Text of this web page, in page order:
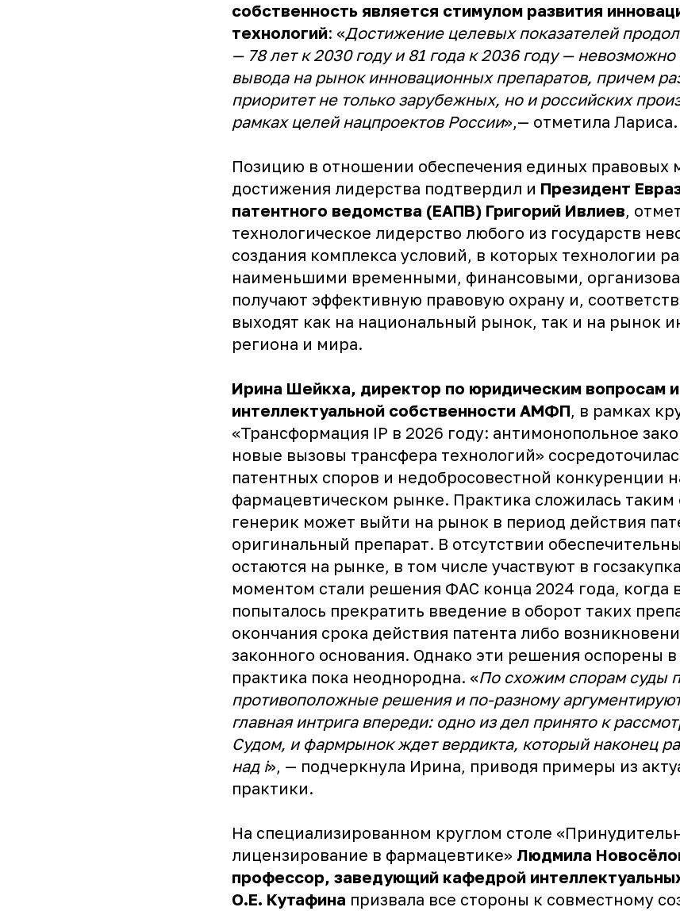
собственность является стимулом развития
технологий: «Достижение целевых показателей
— 78 лет к 2030 году и 81 года к 2036 году —
вывода на рынок инновационных препаратов, причем
приоритет не только зарубежных, но и российских
рамках целей нацпроектов России»,— отметила Лариса.
Позицию в отношении обеспечения единых правовых
достижения лидерства подтвердил и Президент
патентного ведомства (ЕАПВ) Григорий Ивлиев,
технологическое лидерство любого из государств
создания комплекса условий, в которых технологии
наименьшими временными, финансовыми,
получают эффективную правовую охрану и,
выходят как на национальный рынок, так и на рынок
региона и мира.
Ирина Шейкха, директор по юридическим вопросам и
интеллектуальной собственности АМФП, в рамках
«Трансформация IP в 2026 году: антимонопольное
новые вызовы трансфера технологий»
патентных споров и недобросовестной конкуренции
фармацевтическом рынке. Практика сложилась таким
генерик может выйти на рынок в период действия
оригинальный препарат. В отсутствии
остаются на рынке, в том числе участвуют в
моментом стали решения ФАС конца 2024 года, когда
попыталось прекратить введение в оборот таких
окончания срока действия патента либо
законного основания. Однако эти решения оспорены в
практика пока неоднородна. «По схожим спорам суды
противоположные решения и по-разному
главная интрига впереди: одно из дел принято к
Судом, и фармрынок ждет вердикта, который наконец
над i», — подчеркнула Ирина, приводя примеры из
практики.
На специализированном круглом столе
лицензирование в фармацевтике» Людмила
профессор, заведующий кафедрой
О.Е. Кутафина призвала все стороны к совместному